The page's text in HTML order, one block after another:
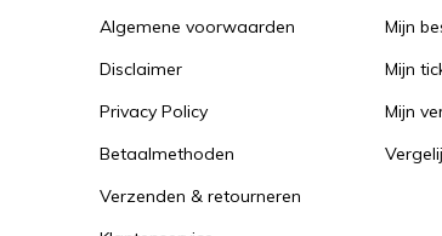
Algemene voorwaarden
Disclaimer
Privacy Policy
Betaalmethoden
Verzenden & retourneren
Mijn
Mijn
Mijn